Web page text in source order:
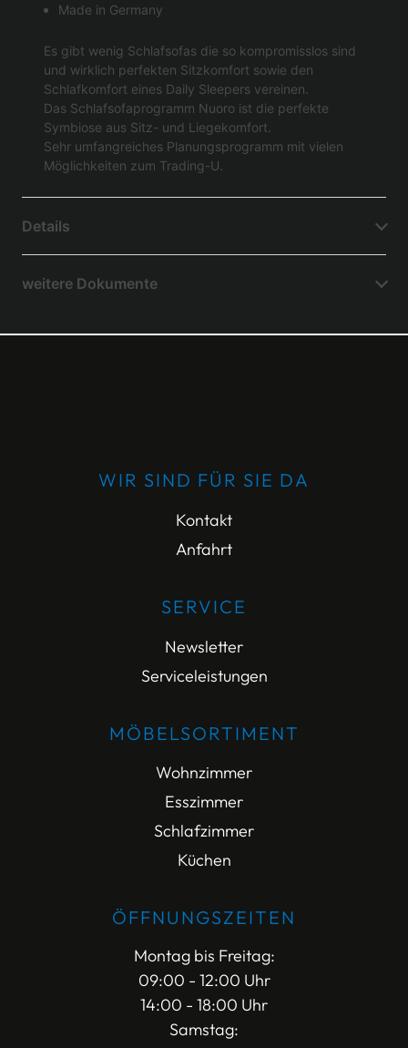
Made in Germany
Es gibt wenig Schlafsofas die so kompromisslos sind
und wirklich perfekten Sitzkomfort sowie den
Schlafkomfort eines Daily Sleepers vereinen.
Das Schlafsofaprogramm Nuoro ist die perfekte
Symbiose aus Sitz- und Liegekomfort.
Sehr umfangreiches Planungsprogramm mit vielen
Möglichkeiten zum Trading-U.
Details
weitere Dokumente
WIR SIND FÜR SIE DA
Kontakt
Anfahrt
SERVICE
Newsletter
Serviceleistungen
MÖBELSORTIMENT
Wohnzimmer
Esszimmer
Schlafzimmer
Küchen
ÖFFNUNGSZEITEN
Montag bis Freitag:
09:00 - 12:00 Uhr
14:00 - 18:00 Uhr
Samstag: